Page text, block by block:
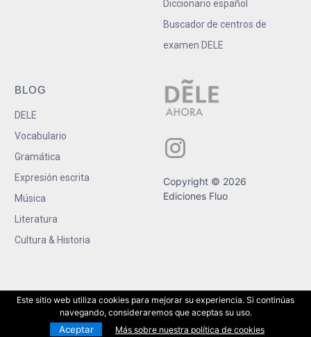
Diccionario español
Buscador de centros de
examen DELE
BLOG
DELE
Vocabulario
Gramática
Expresión escrita
Música
Literatura
Cultura & Historia
Copyright © 2026
Ediciones Fluo
Este sitio web utiliza cookies para mejorar su experiencia. Si continúas
navegando, consideraremos que aceptas su uso.
Aceptar Más sobre nuestra política de cookies